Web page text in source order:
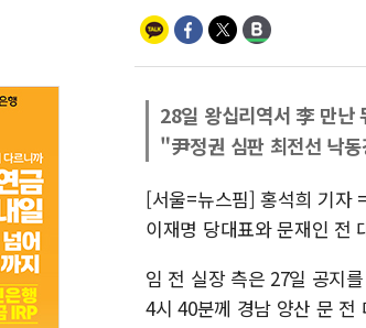
28일 왕십리역서 李 만난
"尹정권 심판 최전선 낙
[서울=뉴스핌] 홍석희 기자
이재명 당대표와 문재인 전
임 전 실장 측은 27일 공지
4시 40분께 경남 양산 문 전